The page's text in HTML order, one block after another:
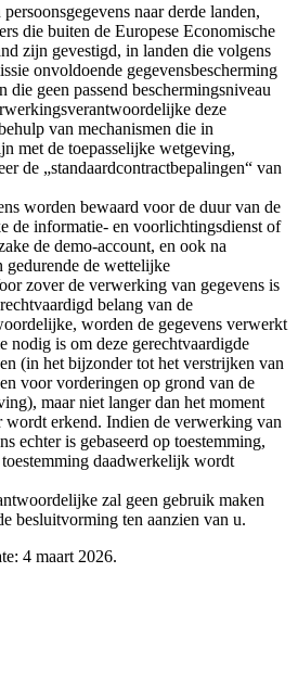
naar derde landen,
die buiten de Europese Economische
zijn gevestigd, in landen die volgens
onvoldoende gegevensbescherming
die geen passend beschermingsniveau
deze
van mechanismen die in
met de toepasselijke wetgeving,
de „standaardcontractbepalingen“ van
worden bewaard voor de duur van de
de informatie- en voorlichtingsdienst of
de demo-account, en ook na
gedurende de wettelijke
zover de verwerking van gegevens is
belang van de
worden de gegevens verwerkt
nodig is om deze gerechtvaardigde
(in het bijzonder tot het verstrijken van
voor vorderingen op grond van de
maar niet langer dan het moment
wordt erkend. Indien de verwerking van
echter is gebaseerd op toestemming,
daadwerkelijk wordt
zal geen gebruik maken
besluitvorming ten aanzien van u.
4 maart 2026.